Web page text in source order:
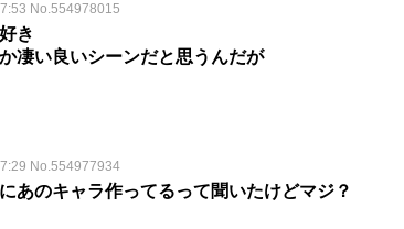
No.554978015
き
凄い良いシーンだと思うんだが
No.554977934
あのキャラ作ってるって聞いたけどマジ？